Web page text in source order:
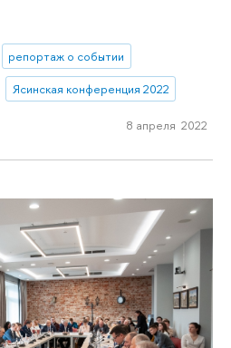
репортаж о событии
Ясинская конференция 2022
8 апреля 2022